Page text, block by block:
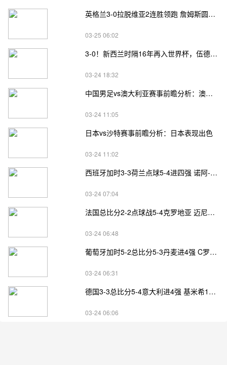
英格兰3-0拉脱维亚2连胜领跑 詹姆斯圆月弯刀凯恩埃泽建功
03-25 06:02
3-0！新西兰时隔16年再入世界杯，伍德将二度征战
03-24 18:32
中国男足vs澳大利亚赛事前瞻分析：澳大利亚进攻不俗
03-24 11:05
日本vs沙特赛事前瞻分析：日本表现出色
03-24 11:02
西班牙加时3-3荷兰点球5-4进四强 诺阿-朗&马伦失点
03-24 07:04
法国总比分2-2点球战5-4克罗地亚 迈尼昂两扑点
03-24 06:48
葡萄牙加时5-2总比分5-3丹麦进4强 C罗失点+补射破门
03-24 06:31
德国3-3总比分5-4意大利进4强 基米希1射2传小基恩双响
03-24 06:06